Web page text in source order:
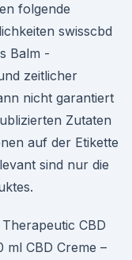
folgende
swisscbd
Balm -
zeitlicher
nicht garantiert
Zutaten
auf der Etikette
sind nur die
CBD
ml CBD Creme –